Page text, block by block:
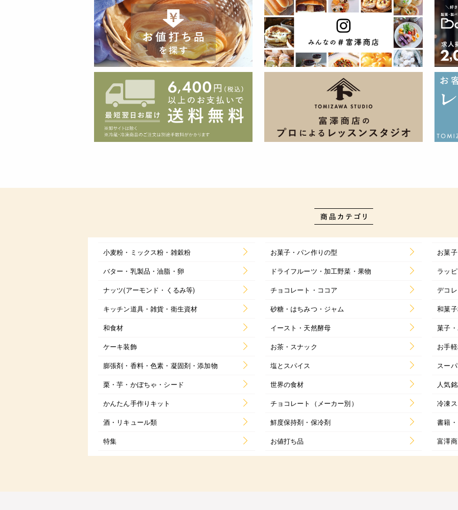
小麦粉・ミックス粉・雑穀粉 お菓子・パン作りの型
お菓
バター・乳製品・油脂・卵
ドライフルーツ・加工野菜・果物
ラッ
ナッツ(アーモンド・くるみ等)
チョコレート・ココア
デコ
キッチン道具・雑貨・衛生資材
砂糖・はちみつ・ジャム
和菓
和食材
イースト・天然酵母
菓子
ケーキ装飾
お茶・スナック
お手
膨張剤・香料・色素・凝固剤・添加物
塩とスパイス
スー
栗・芋・かぼちゃ・シード
世界の食材
人気
かんたん手作りキット
チョコレート（メーカー別）
冷凍
酒・リキュール類
鮮度保持剤・保冷剤
書籍
特集
お値打ち品 富澤